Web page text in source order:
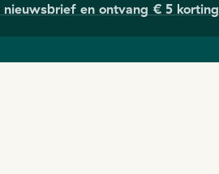
en ontvang € 5 korting